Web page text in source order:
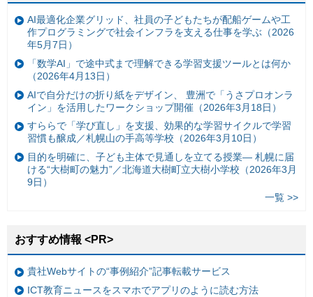
AI最適化企業グリッド、社員の子どもたちが配船ゲームや工
作プログラミングで社会インフラを支える仕事を学ぶ（2026
年5月7日）
「数学AI」で途中式まで理解できる学習支援ツールとは何か
（2026年4月13日）
AIで自分だけの折り紙をデザイン、 豊洲で「うさプロオンラ
イン」を活用したワークショップ開催（2026年3月18日）
すららで「学び直し」を支援、効果的な学習サイクルで学習
習慣も醸成／札幌山の手高等学校（2026年3月10日）
目的を明確に、子ども主体で見通しを立てる授業— 札幌に届
ける“大樹町の魅力”／北海道大樹町立大樹小学校（2026年3月
9日）
一覧 >>
おすすめ情報 <PR>
貴社Webサイトの“事例紹介”記事転載サービス
ICT教育ニュースをスマホでアプリのように読む方法